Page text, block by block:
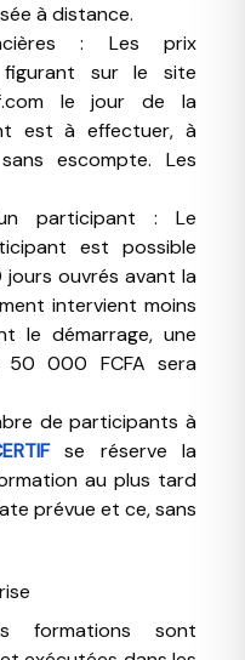
à distance.
: Les prix
sur le site
le jour de la
est à effectuer, à
escompte. Les
participant : Le
est possible
jours ouvrés avant la
intervient moins
le démarrage, une
50 000 FCFA sera
de participants à
se réserve la
au plus tard
prévue et ce, sans
formations sont